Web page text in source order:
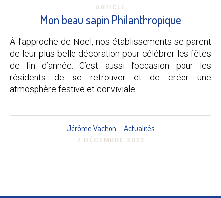
ARTICLE
Mon beau sapin Philanthropique
À l’approche de Noël, nos établissements se parent
de leur plus belle décoration pour célébrer les fêtes
de fin d’année. C’est aussi l’occasion pour les
résidents de se retrouver et de créer une
atmosphère festive et conviviale.
Jérôme Vachon Actualités
7 DÉCEMBRE 2023